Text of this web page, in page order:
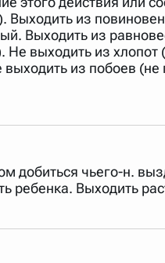
Выходить из
Выходить из
выходить из хлопот
из побоев
добиться чьего-н.
ребенка. Выходить